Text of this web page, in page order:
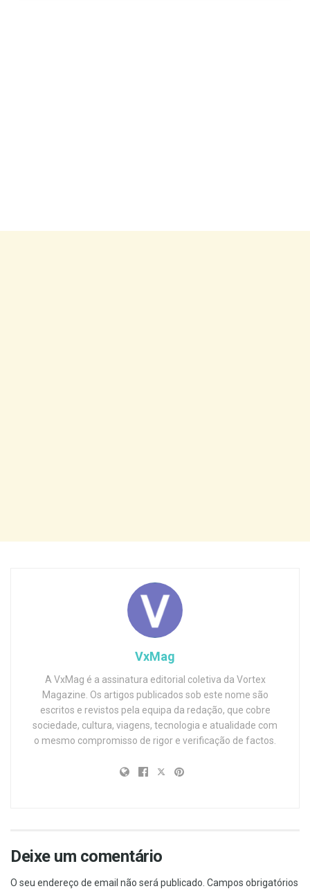
VxMag
A VxMag é a assinatura editorial coletiva da Vortex
Magazine. Os artigos publicados sob este nome são
escritos e revistos pela equipa da redação, que cobre
sociedade, cultura, viagens, tecnologia e atualidade com
o mesmo compromisso de rigor e verificação de factos.
Deixe um comentário
O seu endereço de email não será publicado. Campos obrigatórios